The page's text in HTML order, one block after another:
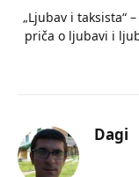
„Ljubav i taksista“
priča o ljubavi i
Dagi